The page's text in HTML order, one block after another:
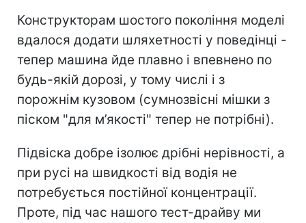
Конструкторам шостого покоління моделі
вдалося додати шляхетності у поведінці -
тепер машина йде плавно і впевнено по
будь-якій дорозі, у тому числі і з
порожнім кузовом (сумнозвісні мішки з
піском "для м’якості" тепер не потрібні).
Підвіска добре ізолює дрібні нерівності, а
при русі на швидкості від водія не
потребується постійної концентрації.
Проте, під час нашого тест-драйву ми